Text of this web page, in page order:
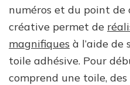
numéros et du point de
créative permet de
magnifiques à l’aide de
toile adhésive. Pour
comprend une toile,